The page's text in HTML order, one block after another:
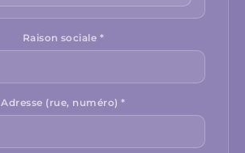
Raison sociale *
Adresse (rue, numéro) *